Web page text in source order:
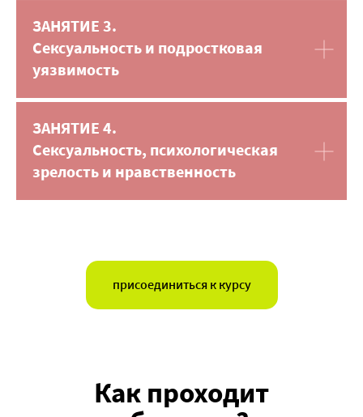
ЗАНЯТИЕ 3.
Сексуальность и подростковая
уязвимость
ЗАНЯТИЕ 4.
Сексуальность, психологическая
зрелость и нравственность
присоединиться к курсу
Как проходит